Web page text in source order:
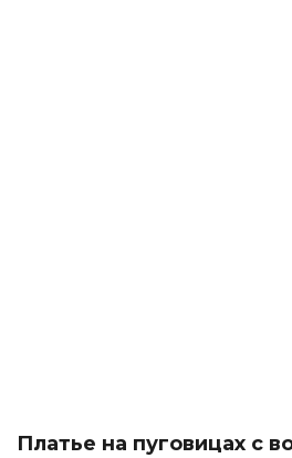
Платье на пуговицах с